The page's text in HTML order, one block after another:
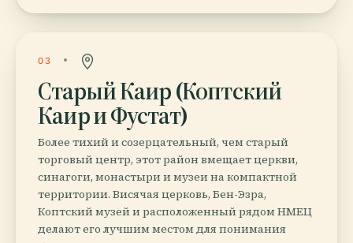
03
Старый Каир (Коптский
Каир и Фустат)
Более тихий и созерцательный, чем старый
торговый центр, этот район вмещает церкви,
синагоги, монастыри и музеи на компактной
территории. Висячая церковь, Бен-Эзра,
Коптский музей и расположенный рядом НМЕЦ
делают его лучшим местом для понимания